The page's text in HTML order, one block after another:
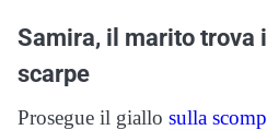
Samira, il marito trova
scarpe
Prosegue il giallo sulla